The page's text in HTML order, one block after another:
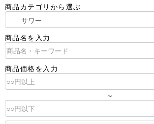
商品カテゴリから選ぶ
商品名を入力
商品価格を入力
～